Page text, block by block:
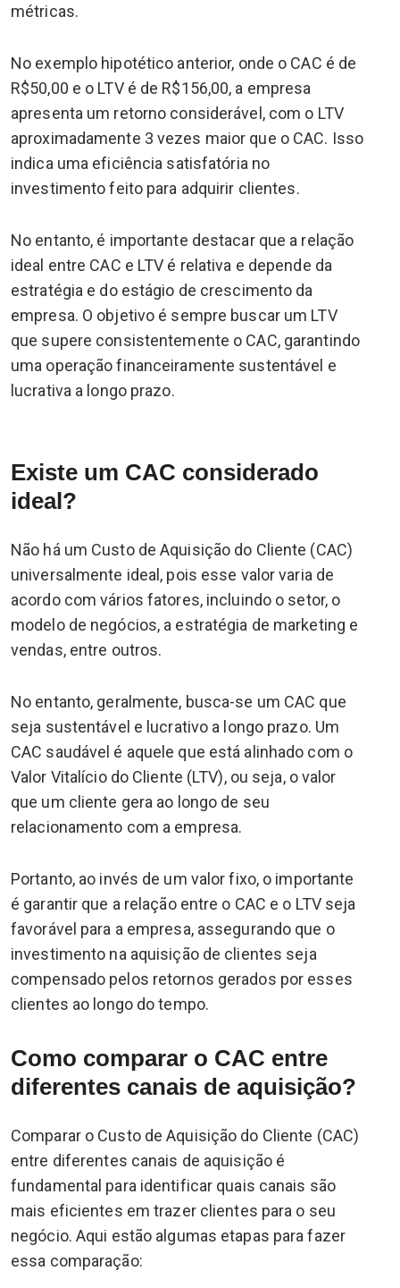
métricas.
No exemplo hipotético anterior, onde o CAC é de
R$50,00 e o LTV é de R$156,00, a empresa
apresenta um retorno considerável, com o LTV
aproximadamente 3 vezes maior que o CAC. Isso
indica uma eficiência satisfatória no
investimento feito para adquirir clientes.
No entanto, é importante destacar que a relação
ideal entre CAC e LTV é relativa e depende da
estratégia e do estágio de crescimento da
empresa. O objetivo é sempre buscar um LTV
que supere consistentemente o CAC, garantindo
uma operação financeiramente sustentável e
lucrativa a longo prazo.
Existe um CAC considerado
ideal?
Não há um Custo de Aquisição do Cliente (CAC)
universalmente ideal, pois esse valor varia de
acordo com vários fatores, incluindo o setor, o
modelo de negócios, a estratégia de marketing e
vendas, entre outros.
No entanto, geralmente, busca-se um CAC que
seja sustentável e lucrativo a longo prazo. Um
CAC saudável é aquele que está alinhado com o
Valor Vitalício do Cliente (LTV), ou seja, o valor
que um cliente gera ao longo de seu
relacionamento com a empresa.
Portanto, ao invés de um valor fixo, o importante
é garantir que a relação entre o CAC e o LTV seja
favorável para a empresa, assegurando que o
investimento na aquisição de clientes seja
compensado pelos retornos gerados por esses
clientes ao longo do tempo.
Como comparar o CAC entre
diferentes canais de aquisição?
Comparar o Custo de Aquisição do Cliente (CAC)
entre diferentes canais de aquisição é
fundamental para identificar quais canais são
mais eficientes em trazer clientes para o seu
negócio. Aqui estão algumas etapas para fazer
essa comparação: